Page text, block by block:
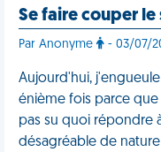
Se faire couper
Par Anonyme - 03/07/
Aujourd'hui,
énième fois parce que
pas su quoi répondre
désagréable de